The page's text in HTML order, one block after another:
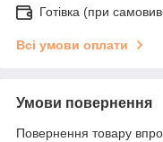
Готівка (при
Всі умови оплати
Умови повернення
Повернення товару